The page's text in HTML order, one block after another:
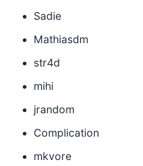
Sadie
Mathiasdm
str4d
mihi
jrandom
Complication
mkvore